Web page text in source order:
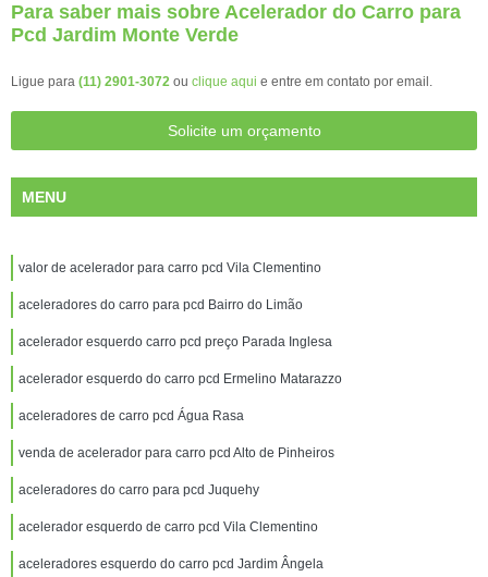
Para saber mais sobre Acelerador do Carro para
Pcd Jardim Monte Verde
Ligue para (11) 2901-3072 ou clique aqui e entre em contato por email.
Solicite um orçamento
MENU
valor de acelerador para carro pcd Vila Clementino
aceleradores do carro para pcd Bairro do Limão
acelerador esquerdo carro pcd preço Parada Inglesa
acelerador esquerdo do carro pcd Ermelino Matarazzo
aceleradores de carro pcd Água Rasa
venda de acelerador para carro pcd Alto de Pinheiros
aceleradores do carro para pcd Juquehy
acelerador esquerdo de carro pcd Vila Clementino
aceleradores esquerdo do carro pcd Jardim Ângela